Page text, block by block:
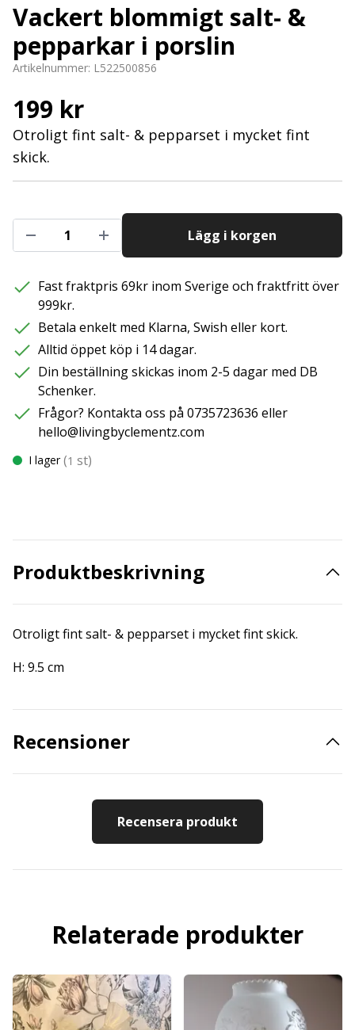
Vackert blommigt salt- &
pepparkar i porslin
Artikelnummer: L522500856
199 kr
Otroligt fint salt- & pepparset i mycket fint
skick.
Lägg i korgen
Fast fraktpris 69kr inom Sverige och fraktfritt över
999kr.
Betala enkelt med Klarna, Swish eller kort.
Alltid öppet köp i 14 dagar.
Din beställning skickas inom 2-5 dagar med DB
Schenker.
Frågor? Kontakta oss på 0735723636 eller
hello@livingbyclementz.com
I lager (1 st)
Produktbeskrivning
Otroligt fint salt- & pepparset i mycket fint skick.
H: 9.5 cm
Recensioner
Recensera produkt
Relaterade produkter